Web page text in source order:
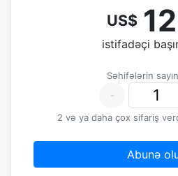
US$
istifadəçi
Səhifələrin
-
2 və ya daha çox sifariş
Abunə